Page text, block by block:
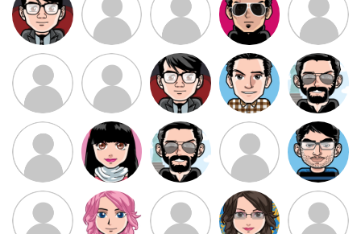
ممدرضا رضا کاظمی زهرا ~ ابتین
سید محمد
موسوی
مهدی فرهمند مهدی سلطانی داود رضیی
طرفدار میلی
بابی براون
کیوان کیانی
سامان راحمی امیردلتا امیروو ملیکا منتظری عارفه داستانپور